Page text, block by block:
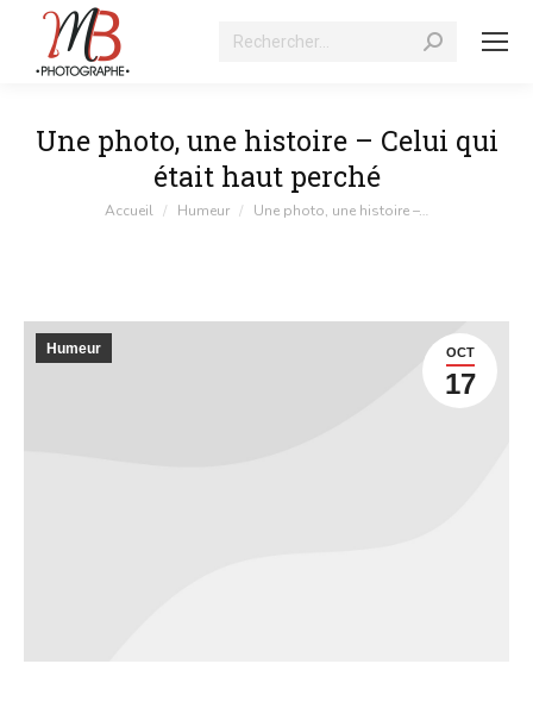
Recherche
Une photo, une histoire – Celui qui
était haut perché
Vous êtes ici :
Accueil Humeur Une photo, une histoire –…
OCT
17
Humeur